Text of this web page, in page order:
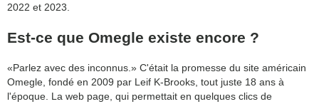
2022 et 2023.
Est-ce que Omegle existe encore ?
«Parlez avec des inconnus.» C'était la promesse du site américain
Omegle, fondé en 2009 par Leif K-Brooks, tout juste 18 ans à
l'époque. La web page, qui permettait en quelques clics de